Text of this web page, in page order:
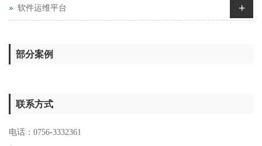
软件运维平台 +
部分案例
联系方式
电话：0756-3332361